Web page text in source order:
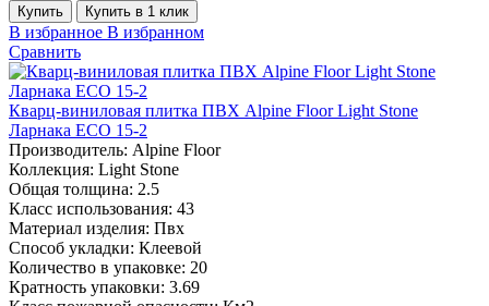
Купить Купить в 1 клик
В избранное В избранном
Сравнить
Кварц-виниловая плитка ПВХ Alpine Floor Light Stone
Ларнака ECO 15-2
Производитель: Alpine Floor
Коллекция: Light Stone
Общая толщина: 2.5
Класс использования: 43
Материал изделия: Пвх
Способ укладки: Клеевой
Количество в упаковке: 20
Кратность упаковки: 3.69